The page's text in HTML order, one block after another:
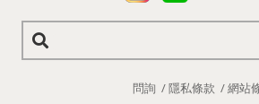
問詢 隱私條款
網站